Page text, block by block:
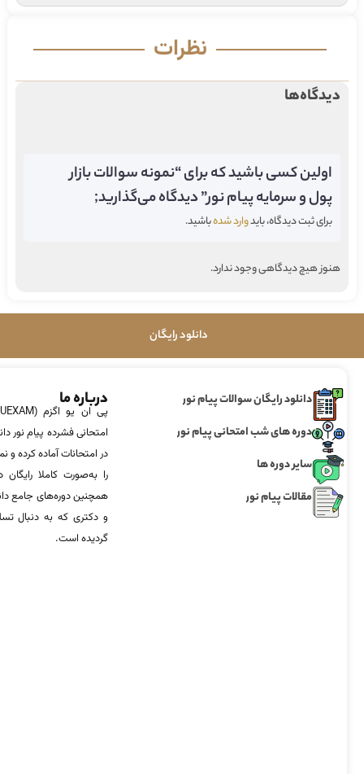
نظرات
دیدگاه‌ها
اولین کسی باشید که برای “نمونه سوالات بازار
پول و سرمایه پیام نور” دیدگاه می‌گذارید;
برای ثبت دیدگاه، بایدوارد شدهباشید.
هنوز هیچ دیدگاهی وجود ندارد.
دانلود رایگان
دانلود رایگان سوالات پیام نور
دوره های شب امتحانی پیام نور
سایر دوره ها
مقالات پیام نور
درباره ما
امتحانی فشرده پیام نور
در امتحانات آماده‌ کرده
را به‌صورت کاملا
همچنین دوره‌های جامع
و دکتری که به دنبال
گردیده است.